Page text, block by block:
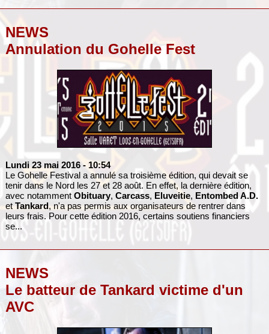
NEWS
Annulation du Gohelle Fest
Lundi 23 mai 2016 - 10:54
Le Gohelle Festival a annulé sa troisième édition, qui devait se
tenir dans le Nord les 27 et 28 août. En effet, la dernière édition,
avec notamment Obituary, Carcass, Eluveitie, Entombed A.D.
et Tankard, n'a pas permis aux organisateurs de rentrer dans
leurs frais. Pour cette édition 2016, certains soutiens financiers
se...
NEWS
Le batteur de Tankard victime d'un
AVC